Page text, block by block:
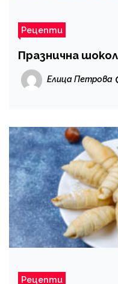
Рецепти
Празнична
Елица Петрова
Рецепти